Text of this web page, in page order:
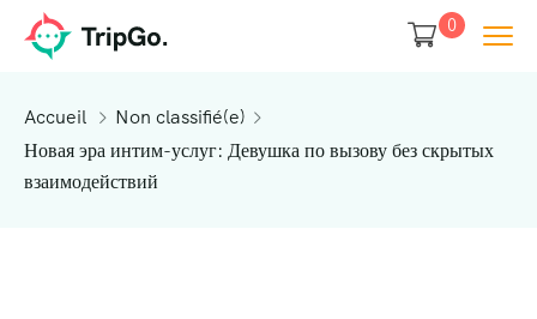
0
Accueil
Non classifié(e)
Новая эра интим-услуг: Девушка по вызову без скрытых
взаимодействий